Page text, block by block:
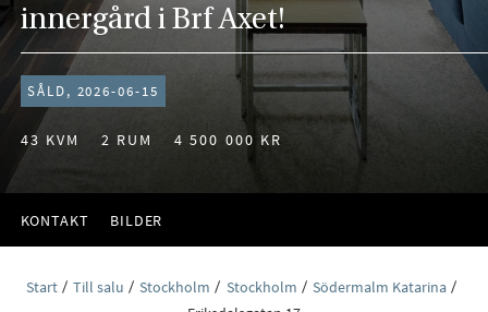
innergård i Brf Axet!
SÅLD, 2026-06-15
43 KVM 2 RUM 4 500 000 KR
KONTAKT BILDER
Start Till salu Stockholm Stockholm
Södermalm Katarina